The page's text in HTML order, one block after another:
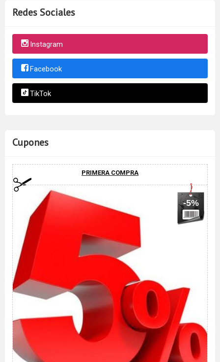
Redes Sociales
Instagram
Facebook
TikTok
Cupones
PRIMERA COMPRA
-5%